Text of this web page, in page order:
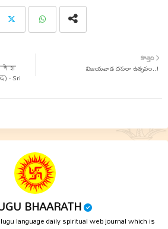
ter
కొత్తది
విజయవాడ దసరా ఉత్సవం..!
गणेश
Sri
BHAARATH
language daily spiritual web journal which is